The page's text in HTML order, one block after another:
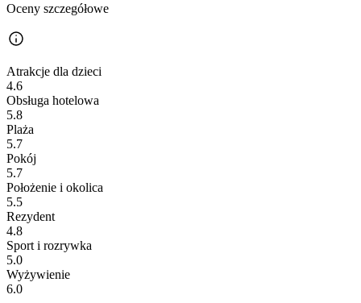
Oceny szczegółowe
Atrakcje dla dzieci
4.6
Obsługa hotelowa
5.8
Plaża
5.7
Pokój
5.7
Położenie i okolica
5.5
Rezydent
4.8
Sport i rozrywka
5.0
Wyżywienie
6.0